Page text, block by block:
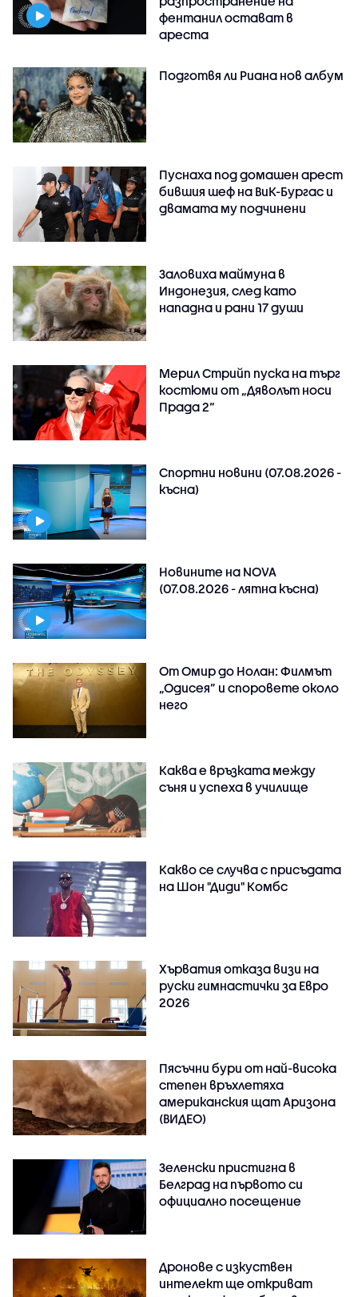
фентанил остават в
ареста
Подготвя ли Риана нов албум
Пуснаха под домашен арест
бившия шеф на ВиК-Бургас и
двамата му подчинени
Заловиха маймуна в
Индонезия, след като
нападна и рани 17 души
Мерил Стрийп пуска на търг
костюми от „Дяволът носи
Прада 2“
Спортни новини (07.08.2026 -
късна)
Новините на NOVA
(07.08.2026 - лятна късна)
От Омир до Нолан: Филмът
„Одисея” и споровете около
него
Каква е връзката между
съня и успеха в училище
Какво се случва с присъдата
на Шон "Диди" Комбс
Хърватия отказа визи на
руски гимнастички за Евро
2026
Пясъчни бури от най-висока
степен връхлетяха
американския щат Аризона
(ВИДЕО)
Зеленски пристигна в
Белград на първото си
официално посещение
Дронове с изкуствен
интелект ще откриват